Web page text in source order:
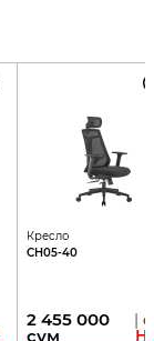
Кресло
CH05-40
2 455 000
сум
| с